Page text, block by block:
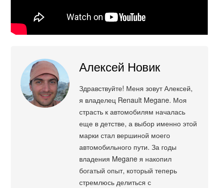
Алексей Новик
Здравствуйте! Меня зовут Алексей,
я владелец Renault Megane. Моя
страсть к автомобилям началась
еще в детстве, а выбор именно этой
марки стал вершиной моего
автомобильного пути. За годы
владения Megane я накопил
богатый опыт, который теперь
стремлюсь делиться с